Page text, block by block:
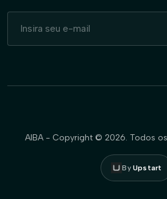
AIBA - Copyright © 2026. Todos
ByUpstart